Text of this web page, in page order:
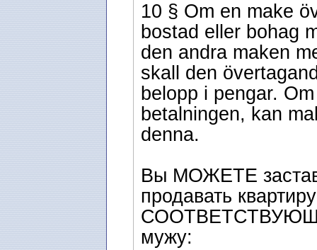
10 § Om en make
bostad eller bohag
den andra maken
skall den
belopp i pengar.
betalningen, kan
denna.
Вы МОЖЕТЕ
продавать
мужу: